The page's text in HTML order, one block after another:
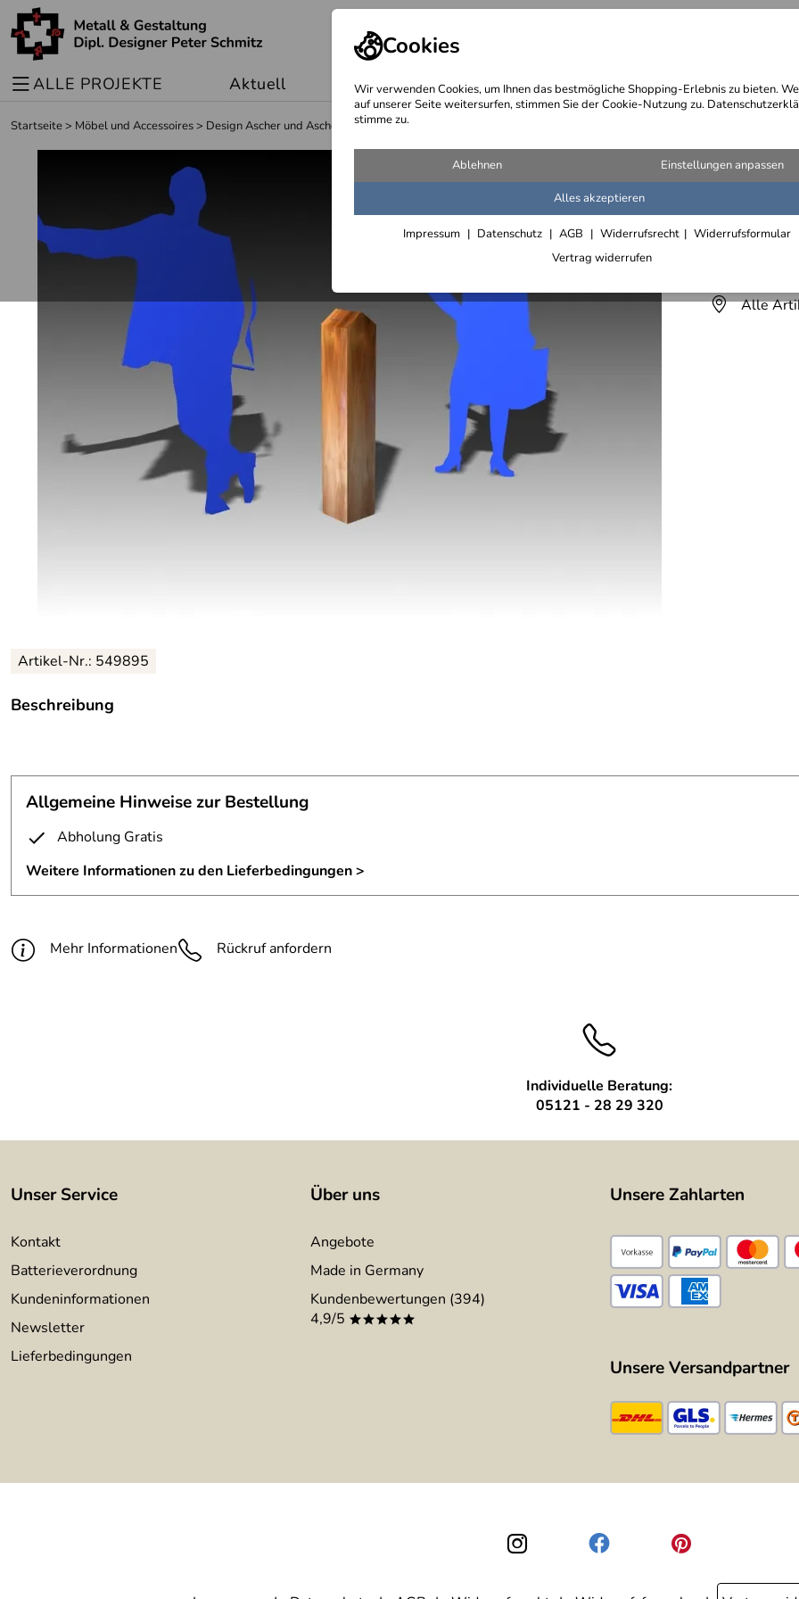
Cookies
Wir verwenden Cookies, um Ihnen das bestmögliche Shopping-Erlebnis zu bieten.
auf unserer Seite weitersurfen, stimmen Sie der Cookie-Nutzung zu.
stimme zu.
Ablehnen Einstellungen anpassen
Alles akzeptieren
Impressum Datenschutz AGB Widerrufsrecht
Widerrufsformular
Vertrag widerrufen
ALLE PROJEKTE Aktuell Sonderangebote Wegebeschreibung @
Startseite> Möbel und Accessoires> Design Ascher und Aschenbecher
Ascher
Lieferfrist
Alle
Artikel-Nr.: 549895
Beschreibung
Allgemeine Hinweise zur Bestellung
Abholung Gratis
Weitere Informationen zu den Lieferbedingungen >
Mehr Informationen Rückruf anfordern
Individuelle Beratung:
05121 - 28 29 320
Unser Service
Kontakt
Batterieverordnung
Kundeninformationen
Newsletter
Lieferbedingungen
Über uns
Angebote
Made in Germany
Kundenbewertungen (394)
4,9/5 *****
Unsere Zahlarten
Unsere Versandpartner